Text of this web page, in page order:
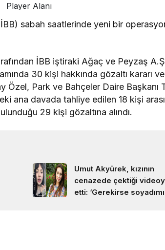
Player Alanı
sabah saatlerinde yeni bir
İBB iştiraki Ağaç ve Peyzaş
30 kişi hakkında gözaltı kararı
Özel, Park ve Bahçeler Daire Başkanı
ana davada tahliye edilen 18 kişi
29 kişi gözaltına alındı.
Umut Akyürek, kızının
cenazede çektiği
etti: ‘Gerekirse soyadımı